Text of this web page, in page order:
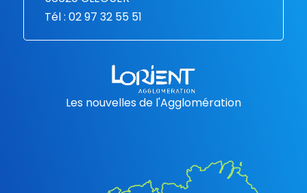
Tél : 02 97 32 55 51
Les nouvelles de l'Agglomération